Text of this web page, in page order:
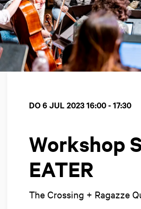
Workshop
EATER
The Crossing + Ragazze
DO 6 JUL 202316:00 - 17:30